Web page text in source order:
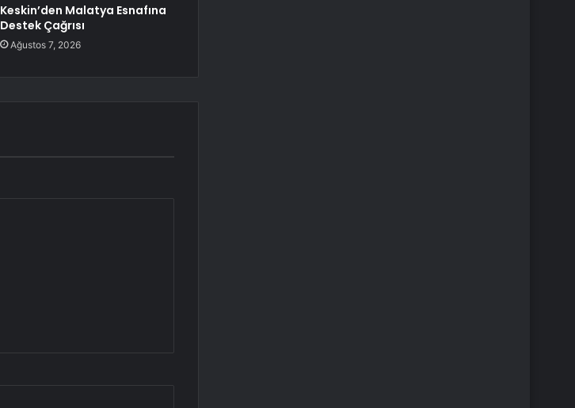
Keskin’den Malatya Esnafına
Destek Çağrısı
Ağustos 7, 2026